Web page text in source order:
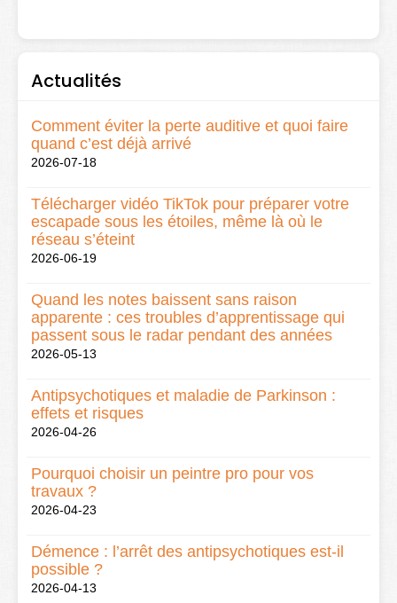
Actualités
Comment éviter la perte auditive et quoi faire
quand c’est déjà arrivé
2026-07-18
Télécharger vidéo TikTok pour préparer votre
escapade sous les étoiles, même là où le
réseau s’éteint
2026-06-19
Quand les notes baissent sans raison
apparente : ces troubles d’apprentissage qui
passent sous le radar pendant des années
2026-05-13
Antipsychotiques et maladie de Parkinson :
effets et risques
2026-04-26
Pourquoi choisir un peintre pro pour vos
travaux ?
2026-04-23
Démence : l’arrêt des antipsychotiques est-il
possible ?
2026-04-13